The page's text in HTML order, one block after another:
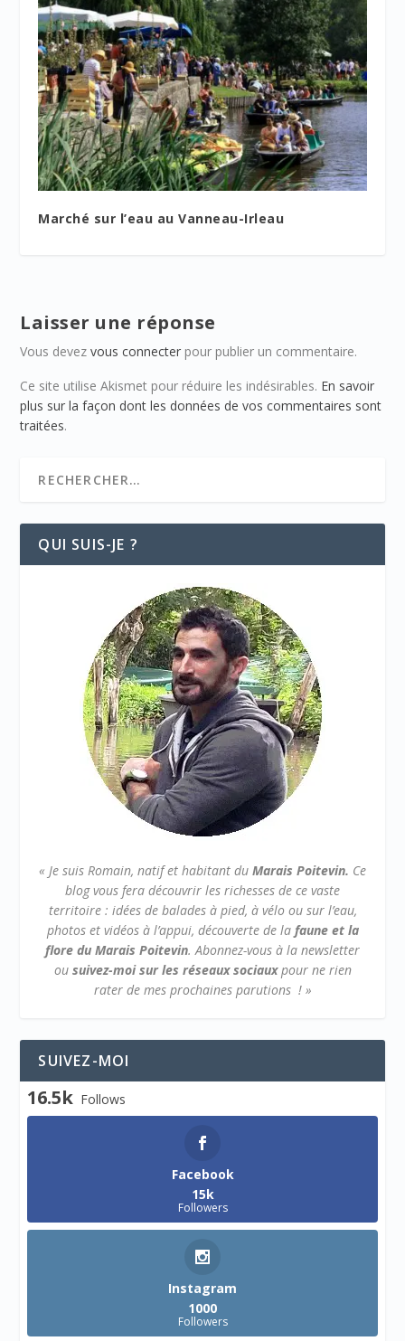
Marché sur l’eau au Vanneau-Irleau
Laisser une réponse
Vous devezvous connecter pour publier un commentaire.
Ce site utilise Akismet pour réduire les indésirables. En savoir
plus sur la façon dont les données de vos commentaires sont
traitées.
QUI SUIS-JE ?
« Je suis Romain, natif et habitant du Marais Poitevin. Ce
blog vous fera découvrir les richesses de ce vaste
territoire : idées de balades à pied, à vélo ou sur l’eau,
photos et vidéos à l’appui, découverte de la faune et la
flore du Marais Poitevin.Abonnez-vous à la newsletter
ou suivez-moi sur les réseaux sociauxpour ne rien
rater de mes prochaines parutions ! »
SUIVEZ-MOI
16.5k Follows
Facebook
15k
Followers
Instagram
1000
Followers